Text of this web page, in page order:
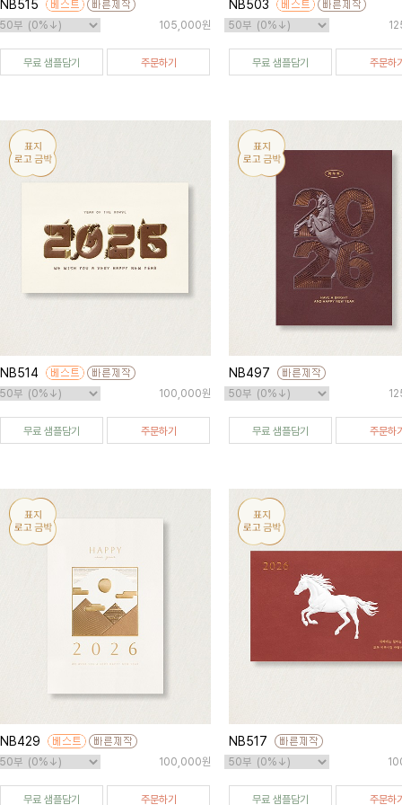
NB515
105,000원
무료 샘플담기 주문하기
NB503
무료 샘플담기 주문하
NB514
100,000원
무료 샘플담기 주문하기
NB497
무료 샘플담기 주문하
NB429
100,000원
무료 샘플담기 주문하기
NB517
무료 샘플담기 주문하